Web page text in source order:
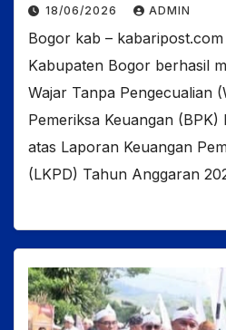
18/06/2026 ADMIN
Bogor kab –
Kabupaten Bogor berhasil
Wajar Tanpa Pengecualian
Pemeriksa Keuangan (BPK)
atas Laporan Keuangan
(LKPD) Tahun Anggaran